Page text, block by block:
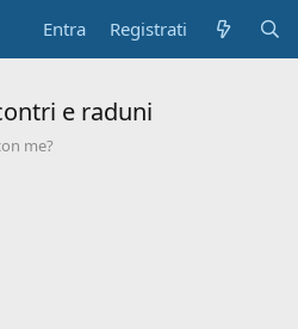
Entra Registrati
e raduni
me?